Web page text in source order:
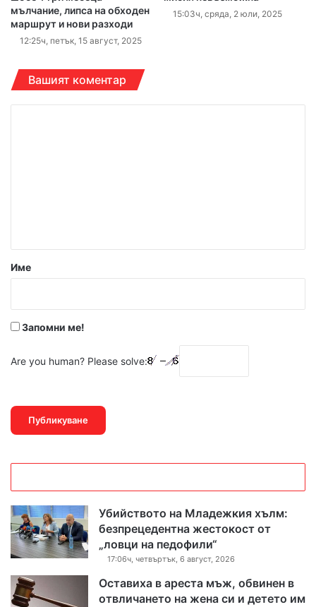
мълчание, липса на обходен
маршрут и нови разходи
12:25ч, петък, 15 август, 2025
15:03ч, сряда, 2 юли, 2025
Вашият коментар
р
Име
Запомни ме!
Are you human? Please solve:
Убийството на Младежкия хълм:
безпрецедентна жестокост от
„ловци на педофили“
17:06ч, четвъртък, 6 август, 2026
Оставиха в ареста мъж, обвинен в
отвличането на жена си и детето им